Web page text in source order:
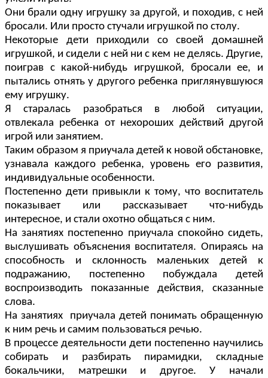
Они брали одну игрушку за другой, и походив, с ней
бросали. Или просто стучали игрушкой по столу.
Некоторые дети приходили со своей домашней
игрушкой, и сидели с ней ни с кем не делясь. Другие,
поиграв с какой-нибудь игрушкой, бросали ее, и
пытались отнять у другого ребенка приглянувшуюся
ему игрушку.
Я старалась разобраться в любой ситуации,
отвлекала ребенка от нехороших действий другой
игрой или занятием.
Таким образом я приучала детей к новой обстановке,
узнавала каждого ребенка, уровень его развития,
индивидуальные особенности.
Постепенно дети привыкли к тому, что воспитатель
показывает или рассказывает что-нибудь
интересное, и стали охотно общаться с ним.
На занятиях постепенно приучала спокойно сидеть,
выслушивать объяснения воспитателя. Опираясь на
способность и склонность маленьких детей к
подражанию, постепенно побуждала детей
воспроизводить показанные действия, сказанные
слова.
На занятиях приучала детей понимать обращенную
к ним речь и самим пользоваться речью.
В процессе деятельности дети постепенно научились
собирать и разбирать пирамидки, складные
бокальчики, матрешки и другое. У начали